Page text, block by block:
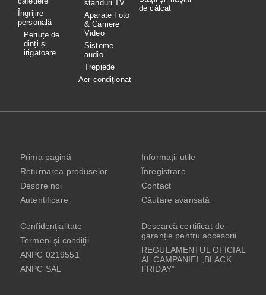
Îngrijire
personală
Periuțe de
dinți și
irigatoare
standuri TV
Aparate Foto
& Camere
Video
Sisteme
audio
Trepiede
Aer condiţionat
de călcat
Prima pagină
Returnarea produselor
Despre noi
Autentificare
Informaţii utile
Înregistrare
Contact
Căutare avansată
Confidenţialitate
Termeni şi condiţii
ANPC 0219551
ANPC SAL
Descarcă certificat de
garanție pentru accesorii
REGULAMENTUL OFICIAL
AL CAMPANIEI „BLACK
FRIDAY”